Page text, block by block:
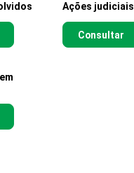
Ações judiciais
Consultar